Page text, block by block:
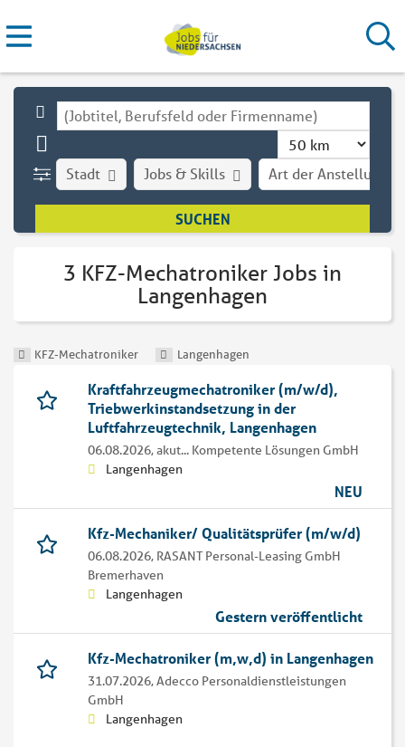
Stadt Art der Anstellung
Jobs & Skills
3 KFZ-Mechatroniker Jobs in
Langenhagen
KFZ-Mechatroniker Langenhagen
Kraftfahrzeugmechatroniker (m/w/d),
Triebwerkinstandsetzung in der
Luftfahrzeugtechnik, Langenhagen
06.08.2026,akut... Kompetente Lösungen GmbH
Langenhagen
NEU
Kfz-Mechaniker/ Qualitätsprüfer (m/w/d)
06.08.2026, RASANT Personal-Leasing GmbH
Bremerhaven
Langenhagen
Gestern veröffentlicht
Kfz-Mechatroniker (m,w,d) in Langenhagen
31.07.2026,Adecco Personaldienstleistungen
GmbH
Langenhagen